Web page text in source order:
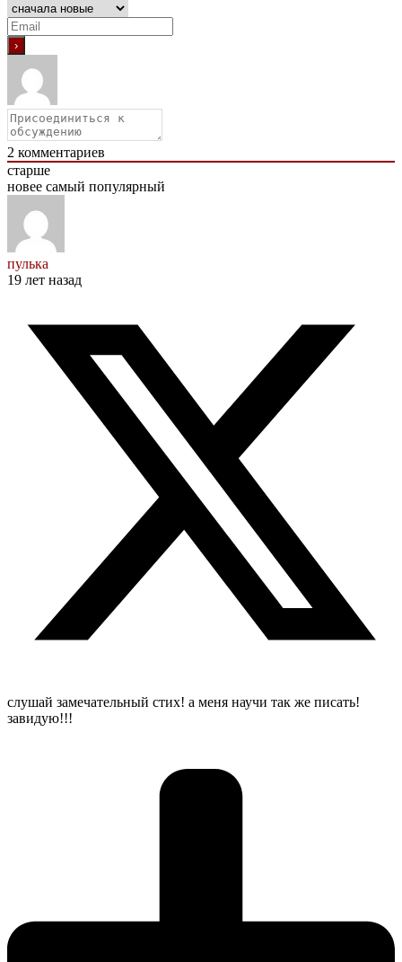
2 комментариев
старше
новее самый популярный
пулька
19 лет назад
слушай замечательный стих! а меня научи так же писать!
завидую!!!